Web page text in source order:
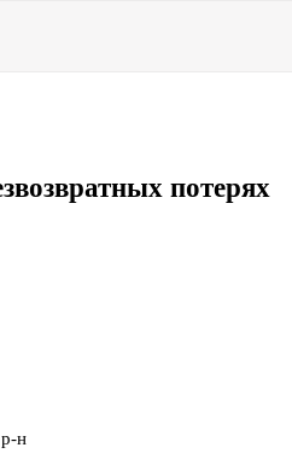
потерях
н